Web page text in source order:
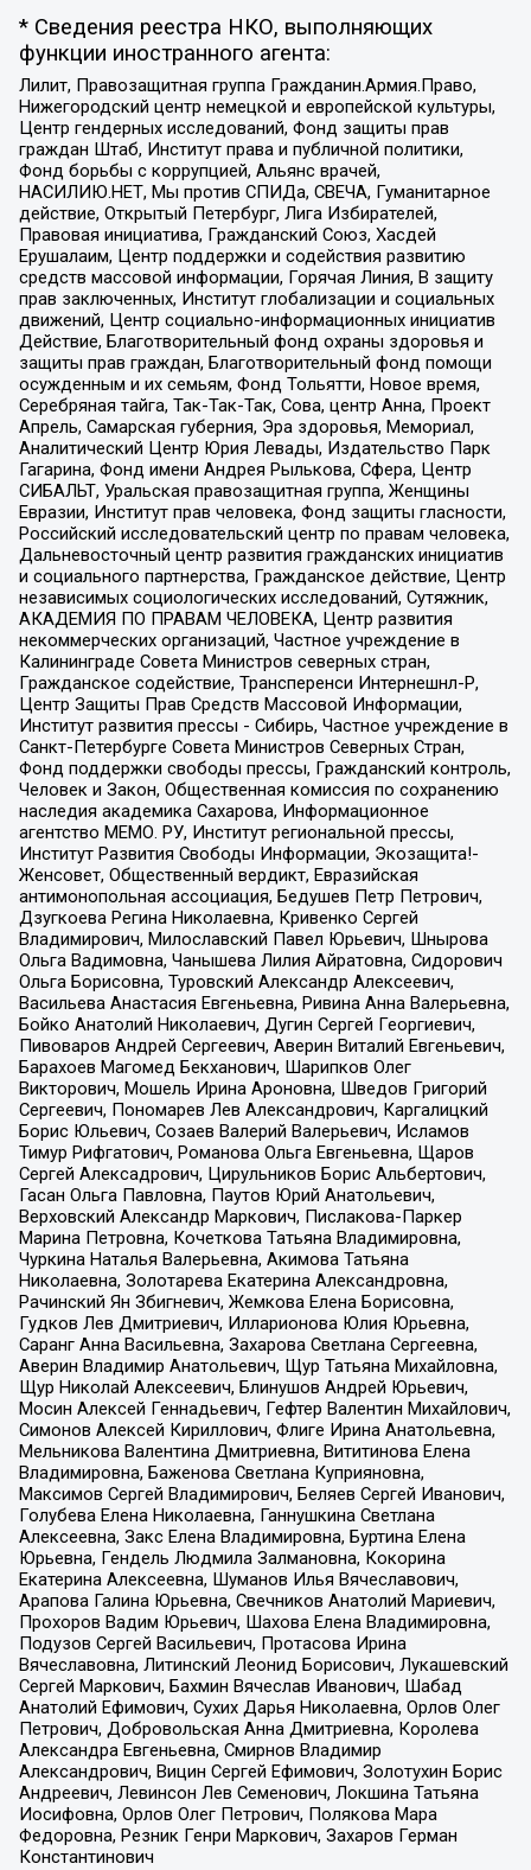
* Сведения реестра НКО, выполняющих
функции иностранного агента:
Лилит, Правозащитная группа Гражданин.Армия.Право,
Нижегородский центр немецкой и европейской культуры,
Центр гендерных исследований, Фонд защиты прав
граждан Штаб, Институт права и публичной политики,
Фонд борьбы с коррупцией, Альянс врачей,
НАСИЛИЮ.НЕТ, Мы против СПИДа, СВЕЧА, Гуманитарное
действие, Открытый Петербург, Лига Избирателей,
Правовая инициатива, Гражданский Союз, Хасдей
Ерушалаим, Центр поддержки и содействия развитию
средств массовой информации, Горячая Линия, В защиту
прав заключенных, Институт глобализации и социальных
движений, Центр социально-информационных инициатив
Действие, Благотворительный фонд охраны здоровья и
защиты прав граждан, Благотворительный фонд помощи
осужденным и их семьям, Фонд Тольятти, Новое время,
Серебряная тайга, Так-Так-Так, Сова, центр Анна, Проект
Апрель, Самарская губерния, Эра здоровья, Мемориал,
Аналитический Центр Юрия Левады, Издательство Парк
Гагарина, Фонд имени Андрея Рылькова, Сфера, Центр
СИБАЛЬТ, Уральская правозащитная группа, Женщины
Евразии, Институт прав человека, Фонд защиты гласности,
Российский исследовательский центр по правам человека,
Дальневосточный центр развития гражданских инициатив
и социального партнерства, Гражданское действие, Центр
независимых социологических исследований, Сутяжник,
АКАДЕМИЯ ПО ПРАВАМ ЧЕЛОВЕКА, Центр развития
некоммерческих организаций, Частное учреждение в
Калининграде Совета Министров северных стран,
Гражданское содействие, Трансперенси Интернешнл-Р,
Центр Защиты Прав Средств Массовой Информации,
Институт развития прессы - Сибирь, Частное учреждение в
Санкт-Петербурге Совета Министров Северных Стран,
Фонд поддержки свободы прессы, Гражданский контроль,
Человек и Закон, Общественная комиссия по сохранению
наследия академика Сахарова, Информационное
агентство МЕМО. РУ, Институт региональной прессы,
Институт Развития Свободы Информации, Экозащита!-
Женсовет, Общественный вердикт, Евразийская
антимонопольная ассоциация, Бедушев Петр Петрович,
Дзугкоева Регина Николаевна, Кривенко Сергей
Владимирович, Милославский Павел Юрьевич, Шнырова
Ольга Вадимовна, Чанышева Лилия Айратовна, Сидорович
Ольга Борисовна, Туровский Александр Алексеевич,
Васильева Анастасия Евгеньевна, Ривина Анна Валерьевна,
Бойко Анатолий Николаевич, Дугин Сергей Георгиевич,
Пивоваров Андрей Сергеевич, Аверин Виталий Евгеньевич,
Барахоев Магомед Бекханович, Шарипков Олег
Викторович, Мошель Ирина Ароновна, Шведов Григорий
Сергеевич, Пономарев Лев Александрович, Каргалицкий
Борис Юльевич, Созаев Валерий Валерьевич, Исламов
Тимур Рифгатович, Романова Ольга Евгеньевна, Щаров
Сергей Алексадрович, Цирульников Борис Альбертович,
Гасан Ольга Павловна, Паутов Юрий Анатольевич,
Верховский Александр Маркович, Пислакова-Паркер
Марина Петровна, Кочеткова Татьяна Владимировна,
Чуркина Наталья Валерьевна, Акимова Татьяна
Николаевна, Золотарева Екатерина Александровна,
Рачинский Ян Збигневич, Жемкова Елена Борисовна,
Гудков Лев Дмитриевич, Илларионова Юлия Юрьевна,
Саранг Анна Васильевна, Захарова Светлана Сергеевна,
Аверин Владимир Анатольевич, Щур Татьяна Михайловна,
Щур Николай Алексеевич, Блинушов Андрей Юрьевич,
Мосин Алексей Геннадьевич, Гефтер Валентин Михайлович,
Симонов Алексей Кириллович, Флиге Ирина Анатольевна,
Мельникова Валентина Дмитриевна, Вититинова Елена
Владимировна, Баженова Светлана Куприяновна,
Максимов Сергей Владимирович, Беляев Сергей Иванович,
Голубева Елена Николаевна, Ганнушкина Светлана
Алексеевна, Закс Елена Владимировна, Буртина Елена
Юрьевна, Гендель Людмила Залмановна, Кокорина
Екатерина Алексеевна, Шуманов Илья Вячеславович,
Арапова Галина Юрьевна, Свечников Анатолий Мариевич,
Прохоров Вадим Юрьевич, Шахова Елена Владимировна,
Подузов Сергей Васильевич, Протасова Ирина
Вячеславовна, Литинский Леонид Борисович, Лукашевский
Сергей Маркович, Бахмин Вячеслав Иванович, Шабад
Анатолий Ефимович, Сухих Дарья Николаевна, Орлов Олег
Петрович, Добровольская Анна Дмитриевна, Королева
Александра Евгеньевна, Смирнов Владимир
Александрович, Вицин Сергей Ефимович, Золотухин Борис
Андреевич, Левинсон Лев Семенович, Локшина Татьяна
Иосифовна, Орлов Олег Петрович, Полякова Мара
Федоровна, Резник Генри Маркович, Захаров Герман
Константинович